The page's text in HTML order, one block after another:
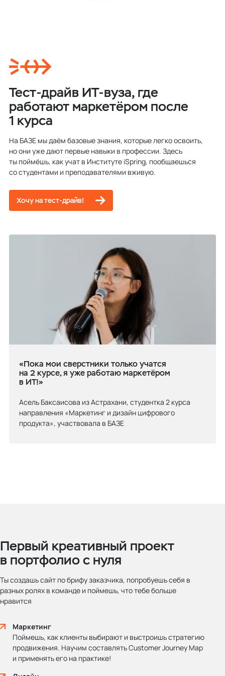
Тест-драйв ИТ-вуза, где
работают маркетёром после
1 курса
На БАЗЕ мы даём базовые знания, которые легко освоить,
но они уже дают первые навыки в профессии. Здесь
ты поймёшь, как учат в Институте iSpring, пообщаешься
со студентами и преподавателями вживую.
Хочу на тест-драйв!
«Пока мои сверстники только учатся
на 2 курсе, я уже работаю маркетёром
в ИТ!»
Асель Баксаисова из Астрахани, студентка 2 курса
направления «Маркетинг и дизайн цифрового
продукта», участвовала в БАЗЕ
Первый креативный проект
в портфолио с нуля
Ты создашь сайт по брифу заказчика, попробуешь себя в
разных ролях в команде и поймешь, что тебе больше
нравится
Маркетинг
Поймешь, как клиенты выбирают и выстроишь стратегию
продвижения. Научим составлять Customer Journey Map
и применять его на практике!